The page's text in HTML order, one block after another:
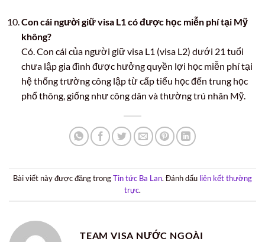
Con cái người giữ visa L1 có được học miễn phí tại Mỹ
không?
Có. Con cái của người giữ visa L1 (visa L2) dưới 21 tuổi
chưa lập gia đình được hưởng quyền lợi học miễn phí tại
hệ thống trường công lập từ cấp tiểu học đến trung học
phổ thông, giống như công dân và thường trú nhân Mỹ.
Bài viết này được đăng trongTin tức Ba Lan. Đánh dấu liên kết thường
trực.
TEAM VISA NƯỚC NGOÀI